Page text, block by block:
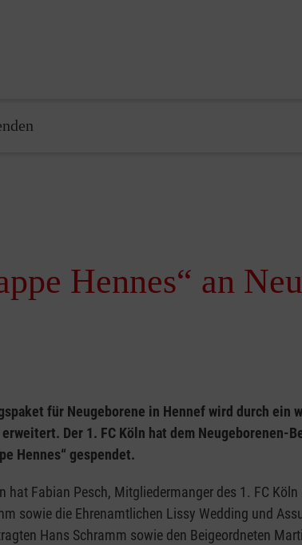
Hennes“ an
für Neugeborene in Hennef wird durch ein
Der 1. FC Köln hat dem Neugeborenen-
Hennes“ gespendet.
hat Fabian Pesch, Mitgliedermanger des 1. FC
sowie die Ehrenamtlichen Lissy Wedding und
Hans Schramm sowie den Beigeordneten